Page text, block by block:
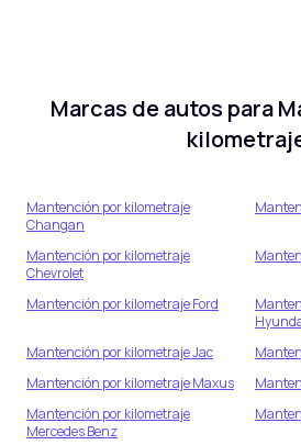
Marcas de autos para
Mantención por kilometraje
Changan
Mantención por kilometraje
Chevrolet
Mantención por kilometrajeFord
Mantención por kilometrajeJac
Mantención por kilometrajeMaxus
Mantención por kilometraje
Mercedes Benz